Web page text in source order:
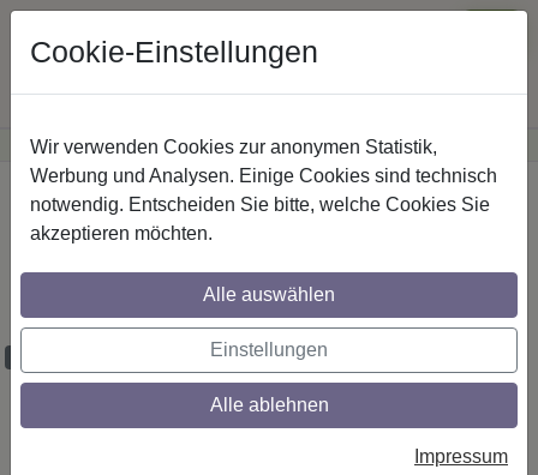
Günstige Versandkosteninnerhalb Österreichs· Sichere Zahlung
Startseite Gardinenstangen Metall
Gardinenstangen aus Metall in 20 mm Ø,
1-läufig, Modell PRESTIGE - Estana
Schwarz / Edelstahl-Optik
Cookie-Einstellungen
Wir verwenden Cookies zur anonymen Statistik,
Werbung und Analysen. Einige Cookies sind technisch
notwendig. Entscheiden Sie bitte, welche Cookies Sie
akzeptieren möchten.
Alle auswählen
Einstellungen
Alle ablehnen
Impressum